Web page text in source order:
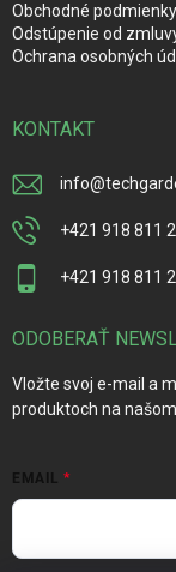
Obchodné podmienky
Odstúpenie od
Ochrana osobných
KONTAKT
info@
+421 918 811
+421 918 811
ODOBERAŤ
Vložte svoj e-mail a
produktoch na
EMAIL